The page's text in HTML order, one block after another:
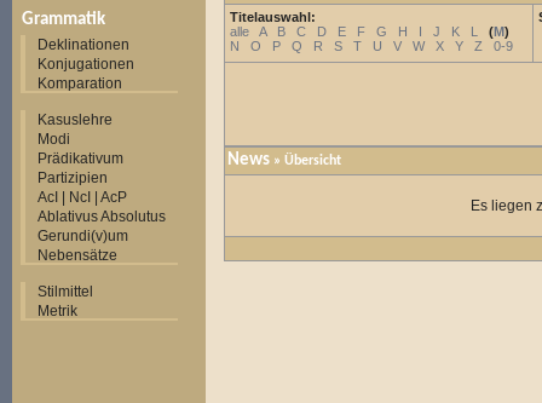
Grammatik
Deklinationen
Konjugationen
Komparation
Kasuslehre
Modi
Prädikativum
Partizipien
AcI | NcI | AcP
Ablativus Absolutus
Gerundi(v)um
Nebensätze
Stilmittel
Metrik
Titelauswahl:
alle
A B C D E F G H I J K L (M)
N
O P Q R S T U V W X Y Z 0-9
News » Übersicht
Es liegen